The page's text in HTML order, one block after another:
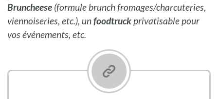
Bruncheese (formule brunch fromages/charcuteries,
viennoiseries, etc.), unfoodtruckprivatisable pour
vos événements, etc.